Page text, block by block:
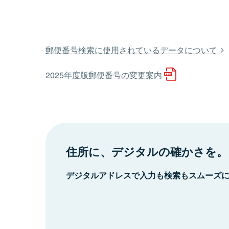
郵便番号検索に使用されているデータについて
2025年度版郵便番号の変更案内
住所に、デジタルの確かさを。
デジタルアドレスで入力も検索もスムーズ